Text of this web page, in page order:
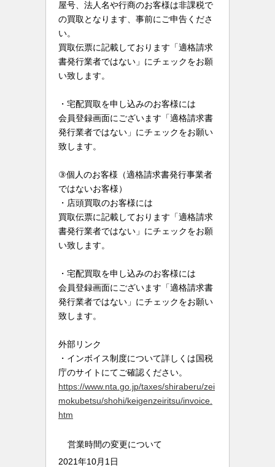
屋号、法人名や行商のお客様は非課税で
の買取となります、事前にご申告くださ
い。
買取伝票に記載しております「適格請求
書発行業者ではない」にチェックをお願
い致します。
・宅配買取を申し込みのお客様には
会員登録画面にございます「適格請求書
発行業者ではない」にチェックをお願い
致します。
③個人のお客様（適格請求書発行事業者
ではないお客様）
・店頭買取のお客様には
買取伝票に記載しております「適格請求
書発行業者ではない」にチェックをお願
い致します。
・宅配買取を申し込みのお客様には
会員登録画面にございます「適格請求書
発行業者ではない」にチェックをお願い
致します。
外部リンク
・インボイス制度について詳しくは国税
庁のサイトにてご確認ください。
https://www.nta.go.jp/taxes/shiraberu/zei
mokubetsu/shohi/keigenzeiritsu/invoice.
htm
営業時間の変更について
2021年10月1日